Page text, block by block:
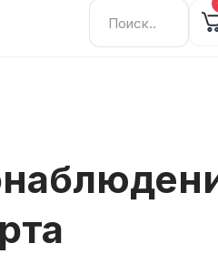
Найти: